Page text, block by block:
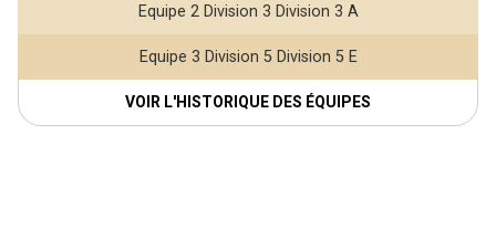
Equipe 2 Division 3 Division 3 A
Equipe 3 Division 5 Division 5 E
VOIR L'HISTORIQUE DES ÉQUIPES